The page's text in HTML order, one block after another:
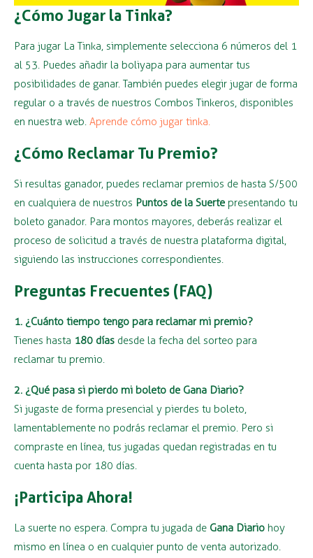
¿Cómo Jugar la Tinka?
Para jugar La Tinka, simplemente selecciona 6 números del 1
al 53. Puedes añadir la boliyapa para aumentar tus
posibilidades de ganar. También puedes elegir jugar de forma
regular o a través de nuestros Combos Tinkeros, disponibles
en nuestra web. Aprende cómo jugar tinka.
¿Cómo Reclamar Tu Premio?
Si resultas ganador, puedes reclamar premios de hasta S/500
en cualquiera de nuestros Puntos de la Suerte presentando tu
boleto ganador. Para montos mayores, deberás realizar el
proceso de solicitud a través de nuestra plataforma digital,
siguiendo las instrucciones correspondientes.
Preguntas Frecuentes (FAQ)
1. ¿Cuánto tiempo tengo para reclamar mi premio?
Tienes hasta 180 días desde la fecha del sorteo para
reclamar tu premio.
2. ¿Qué pasa si pierdo mi boleto de Gana Diario?
Si jugaste de forma presencial y pierdes tu boleto,
lamentablemente no podrás reclamar el premio. Pero si
compraste en línea, tus jugadas quedan registradas en tu
cuenta hasta por 180 días.
¡Participa Ahora!
La suerte no espera. Compra tu jugada de Gana Diario hoy
mismo en línea o en cualquier punto de venta autorizado.